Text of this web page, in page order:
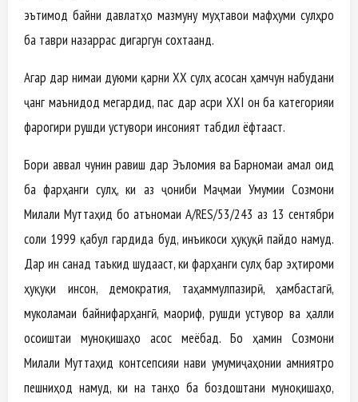
эътимод байни давлатҳо мазмуну муҳтавои мафҳуми сулҳро
ба таври назаррас дигаргун сохтаанд.
Агар дар нимаи дуюми қарни ХХ сулҳ асосан ҳамчун набудани
ҷанг маънидод мегардид, пас дар асри XXI он ба категорияи
фарогири рушди устувори инсоният табдил ёфтааст.
Бори аввал чунин равиш дар Эъломия ва Барномаи амал оид
ба фарҳанги сулҳ, ки аз ҷониби Маҷмаи Умумии Созмони
Милали Муттаҳид бо Қатъномаи A/RES/53/243 аз 13 сентябри
соли 1999 қабул гардида буд, инъикоси ҳуқуқӣ пайдо намуд.
Дар ин санад таъкид шудааст, ки фарҳанги сулҳ бар эҳтироми
ҳуқуқи инсон, демократия, таҳаммулпазирӣ, ҳамбастагӣ,
муколамаи байнифарҳангӣ, маориф, рушди устувор ва ҳалли
осоиштаи муноқишаҳо асос меёбад. Бо ҳамин Созмони
Милали Муттаҳид контсепсияи нави умумиҷаҳонии амниятро
пешниҳод намуд, ки на танҳо ба боздоштани муноқишаҳо,